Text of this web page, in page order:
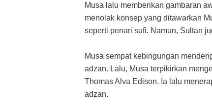
Musa lalu memberikan gambaran
menolak konsep yang ditawarkan
seperti penari sufi. Namun, Sultan
Musa sempat kebingungan
adzan. Lalu, Musa terpikirkan
Thomas Alva Edison. Ia lalu
adzan.